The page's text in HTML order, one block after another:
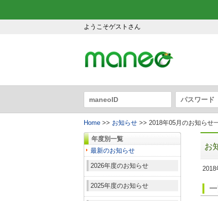
ようこそゲストさん
Home >> お知らせ >> 2018年05月のお知らせ
年度別一覧
最新のお知らせ
2026年度のお知らせ
2025年度のお知らせ
お
2018